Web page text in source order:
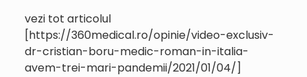
vezi tot articolul
[https://360medical.ro/opinie/video-exclusiv-
dr-cristian-boru-medic-roman-in-italia-
avem-trei-mari-pandemii/2021/01/04/]